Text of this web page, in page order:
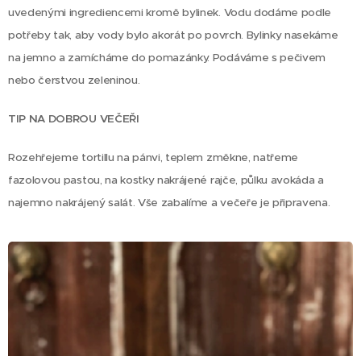
uvedenými ingrediencemi kromě bylinek. Vodu dodáme podle
potřeby tak, aby vody bylo akorát po povrch. Bylinky nasekáme
na jemno a zamícháme do pomazánky. Podáváme s pečivem
nebo čerstvou zeleninou.
TIP NA DOBROU VEČEŘI
Rozehřejeme tortillu na pánvi, teplem změkne, natřeme
fazolovou pastou, na kostky nakrájené rajče, půlku avokáda a
najemno nakrájený salát. Vše zabalíme a večeře je připravena.